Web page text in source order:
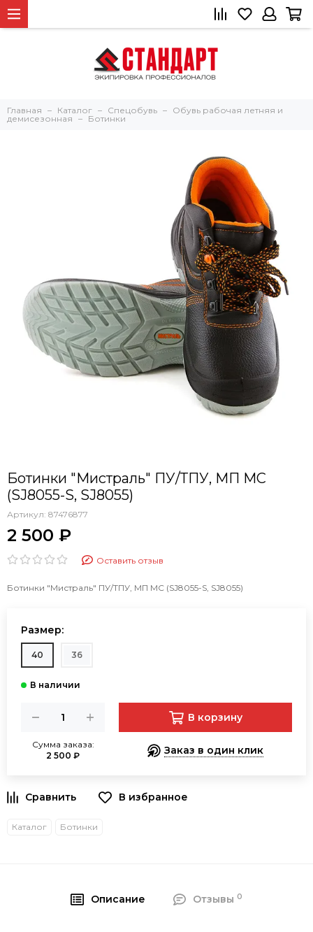
Главная Каталог Спецобувь
Обувь рабочая летняя и
демисезонная
Ботинки
Ботинки "Мистраль" ПУ/ТПУ, МП МС
(SJ8055-S, SJ8055)
Артикул: 87476877
2 500 ₽
Оставить отзыв
Ботинки "Мистраль" ПУ/ТПУ, МП МС (SJ8055-S, SJ8055)
Размер:
40 36
Сумма заказа:
2 500 ₽
В корзину
Заказ в один клик
В избранное
Каталог Ботинки
Описание Отзывы 0